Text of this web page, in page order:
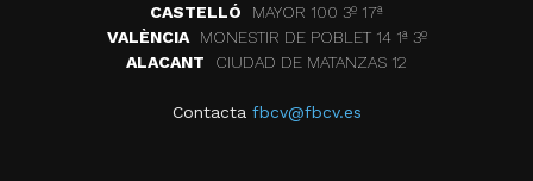
CASTELLÓ
MAYOR 100 3º 17ª
VALÈNCIA
MONESTIR DE POBLET 14 1ª 3º
ALACANT
CIUDAD DE MATANZAS 12
Contacta fbcv@fbcv.es